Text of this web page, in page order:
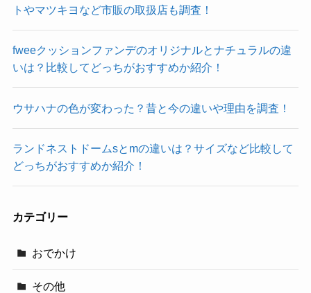
トやマツキヨなど市販の取扱店も調査！
fweeクッションファンデのオリジナルとナチュラルの違
いは？比較してどっちがおすすめか紹介！
ウサハナの色が変わった？昔と今の違いや理由を調査！
ランドネストドームsとmの違いは？サイズなど比較して
どっちがおすすめか紹介！
カテゴリー
おでかけ
その他